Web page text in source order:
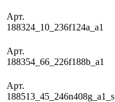
Арт.
188324_10_236f124a_a1
Арт.
188354_66_226f188b_a1
Арт.
188513_45_246n408g_a1_s